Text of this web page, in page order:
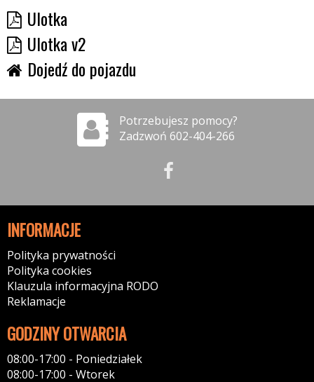
Ulotka
Ulotka v2
Dojedź do pojazdu
Potrzebujesz pomocy?
Zadzwoń 602-404-266
INFORMACJE
Polityka prywatności
Polityka cookies
Klauzula informacyjna RODO
Reklamacje
GODZINY OTWARCIA
08:00-17:00 - Poniedziałek
08:00-17:00 - Wtorek